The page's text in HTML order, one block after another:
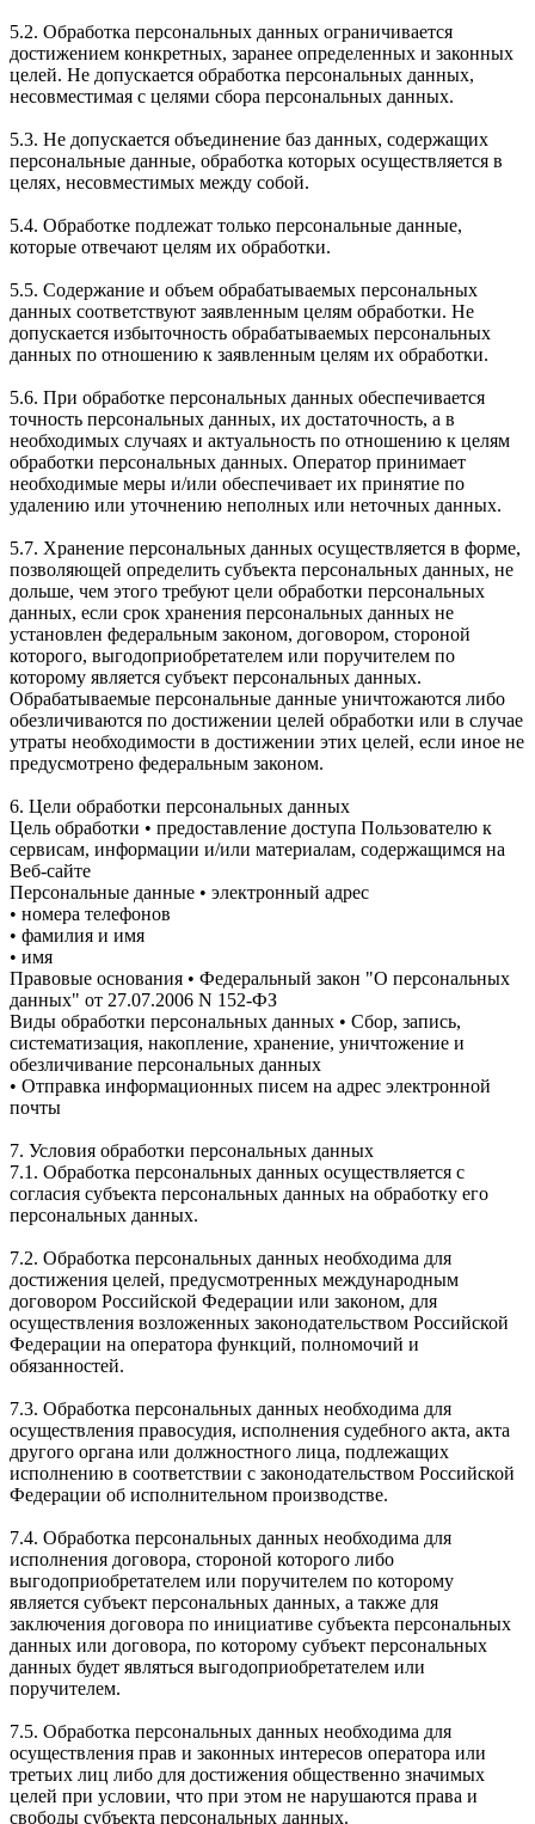
5.2. Обработка персональных данных ограничивается
достижением конкретных, заранее определенных и законных
целей. Не допускается обработка персональных данных,
несовместимая с целями сбора персональных данных.
5.3. Не допускается объединение баз данных, содержащих
персональные данные, обработка которых осуществляется в
целях, несовместимых между собой.
5.4. Обработке подлежат только персональные данные,
которые отвечают целям их обработки.
5.5. Содержание и объем обрабатываемых персональных
данных соответствуют заявленным целям обработки. Не
допускается избыточность обрабатываемых персональных
данных по отношению к заявленным целям их обработки.
5.6. При обработке персональных данных обеспечивается
точность персональных данных, их достаточность, а в
необходимых случаях и актуальность по отношению к целям
обработки персональных данных. Оператор принимает
необходимые меры и/или обеспечивает их принятие по
удалению или уточнению неполных или неточных данных.
5.7. Хранение персональных данных осуществляется в форме,
позволяющей определить субъекта персональных данных, не
дольше, чем этого требуют цели обработки персональных
данных, если срок хранения персональных данных не
установлен федеральным законом, договором, стороной
которого, выгодоприобретателем или поручителем по
которому является субъект персональных данных.
Обрабатываемые персональные данные уничтожаются либо
обезличиваются по достижении целей обработки или в случае
утраты необходимости в достижении этих целей, если иное не
предусмотрено федеральным законом.
6. Цели обработки персональных данных
Цель обработки • предоставление доступа Пользователю к
сервисам, информации и/или материалам, содержащимся на
Веб-сайте
Персональные данные • электронный адрес
• номера телефонов
• фамилия и имя
• имя
Правовые основания • Федеральный закон "О персональных
данных" от 27.07.2006 N 152-ФЗ
Виды обработки персональных данных • Сбор, запись,
систематизация, накопление, хранение, уничтожение и
обезличивание персональных данных
• Отправка информационных писем на адрес электронной
почты
7. Условия обработки персональных данных
7.1. Обработка персональных данных осуществляется с
согласия субъекта персональных данных на обработку его
персональных данных.
7.2. Обработка персональных данных необходима для
достижения целей, предусмотренных международным
договором Российской Федерации или законом, для
осуществления возложенных законодательством Российской
Федерации на оператора функций, полномочий и
обязанностей.
7.3. Обработка персональных данных необходима для
осуществления правосудия, исполнения судебного акта, акта
другого органа или должностного лица, подлежащих
исполнению в соответствии с законодательством Российской
Федерации об исполнительном производстве.
7.4. Обработка персональных данных необходима для
исполнения договора, стороной которого либо
выгодоприобретателем или поручителем по которому
является субъект персональных данных, а также для
заключения договора по инициативе субъекта персональных
данных или договора, по которому субъект персональных
данных будет являться выгодоприобретателем или
поручителем.
7.5. Обработка персональных данных необходима для
осуществления прав и законных интересов оператора или
третьих лиц либо для достижения общественно значимых
целей при условии, что при этом не нарушаются права и
свободы субъекта персональных данных.